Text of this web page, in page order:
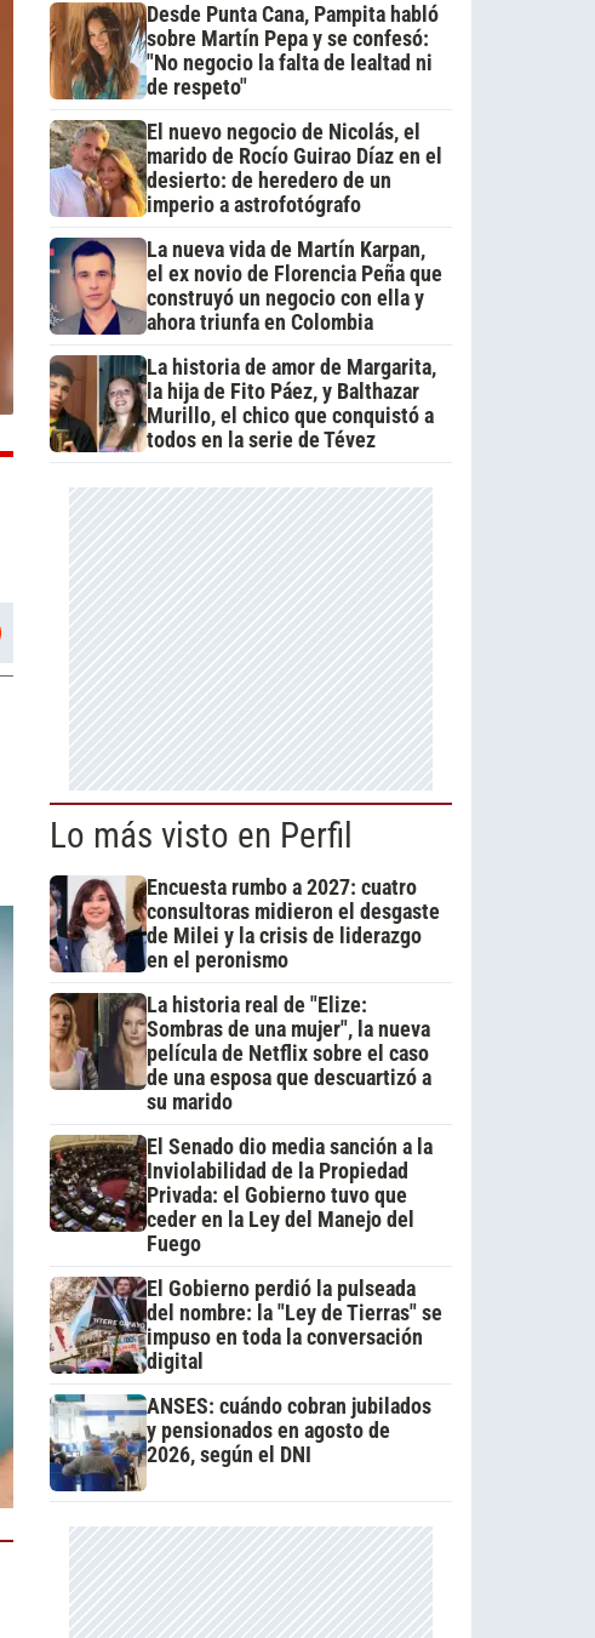
Desde Punta Cana, Pampita habló
sobre Martín Pepa y se confesó:
"No negocio la falta de lealtad ni
de respeto"
El nuevo negocio de Nicolás, el
marido de Rocío Guirao Díaz en el
desierto: de heredero de un
imperio a astrofotógrafo
La nueva vida de Martín Karpan,
el ex novio de Florencia Peña que
construyó un negocio con ella y
ahora triunfa en Colombia
La historia de amor de Margarita,
la hija de Fito Páez, y Balthazar
Murillo, el chico que conquistó a
todos en la serie de Tévez
Lo más visto en Perfil
Encuesta rumbo a 2027: cuatro
consultoras midieron el desgaste
de Milei y la crisis de liderazgo
en el peronismo
La historia real de "Elize:
Sombras de una mujer", la nueva
película de Netflix sobre el caso
de una esposa que descuartizó a
su marido
El Senado dio media sanción a la
Inviolabilidad de la Propiedad
Privada: el Gobierno tuvo que
ceder en la Ley del Manejo del
Fuego
El Gobierno perdió la pulseada
del nombre: la "Ley de Tierras" se
impuso en toda la conversación
digital
ANSES: cuándo cobran jubilados
y pensionados en agosto de
2026, según el DNI